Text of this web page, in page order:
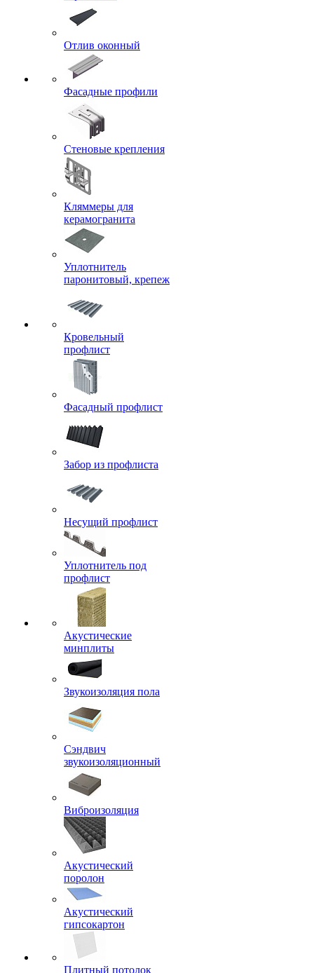
Отлив оконный
Фасадные профили
Стеновые крепления
Кляммеры для
керамогранита
Уплотнитель
паронитовый, крепеж
Кровельный
профлист
Фасадный профлист
Забор из профлиста
Несущий профлист
Уплотнитель под
профлист
Акустические
минплиты
Звукоизоляция пола
Сэндвич
звукоизоляционный
Виброизоляция
Акустический
поролон
Акустический
гипсокартон
Плитный потолок